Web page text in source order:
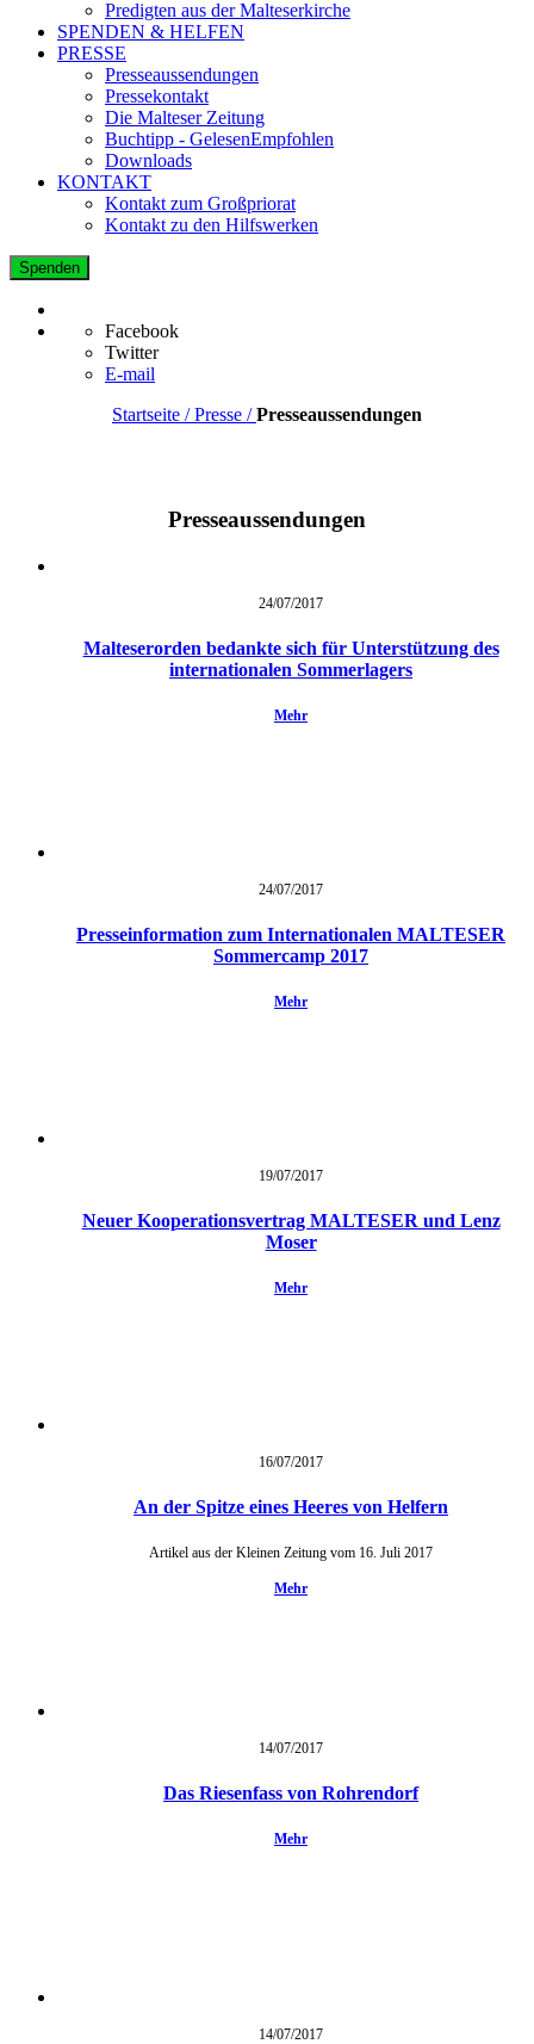
Predigten aus der Malteserkirche
SPENDEN & HELFEN
PRESSE
Presseaussendungen
Pressekontakt
Die Malteser Zeitung
Buchtipp - GelesenEmpfohlen
Downloads
KONTAKT
Kontakt zum Großpriorat
Kontakt zu den Hilfswerken
Spenden
Facebook
Twitter
E-mail
Startseite / Presse /Presseaussendungen
Presseaussendungen
24/07/2017
Malteserorden bedankte sich für Unterstützung des
internationalen Sommerlagers
Mehr
24/07/2017
Presseinformation zum Internationalen MALTESER
Sommercamp 2017
Mehr
19/07/2017
Neuer Kooperationsvertrag MALTESER und Lenz
Moser
Mehr
16/07/2017
An der Spitze eines Heeres von Helfern
Artikel aus der Kleinen Zeitung vom 16. Juli 2017
Mehr
14/07/2017
Das Riesenfass von Rohrendorf
Mehr
14/07/2017